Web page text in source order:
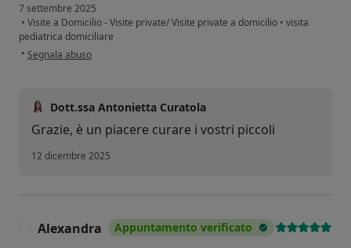
7 settembre 2025
• Visite a Domicilio - Visite private/ Visite private a domicilio • visita
pediatrica domiciliare
• secondo l'opinione dell'utente I C
Segnala abuso
Dott.ssa Antonietta Curatola
Grazie, è un piacere curare i vostri piccoli
12 dicembre 2025
Alexandra Appuntamento verificato